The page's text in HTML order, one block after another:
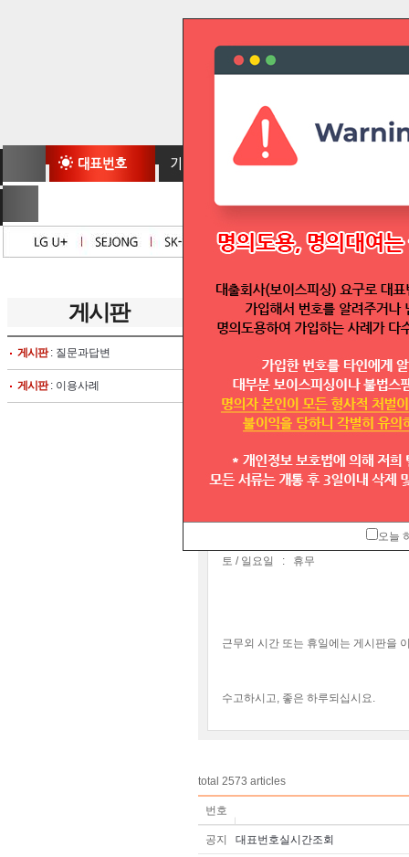
오늘
게시판
게시판: 질문과답변
게시판: 이용사례
글보기
고객센터 운영시간 안내
안녕하세요 고객님 ^^
텔모아 고객센터 운영시간 안내입니
토 / 일요일 : 휴무
근무외 시간 또는 휴일에는 게시판을
수고하시고, 좋은 하루되십시요.
total 2573 articles
번호
공지 대표번호실시간조회